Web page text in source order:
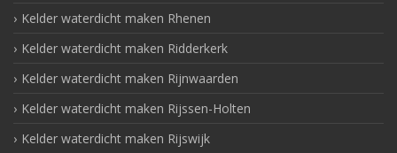
Kelder waterdicht maken Rhenen
Kelder waterdicht maken Ridderkerk
Kelder waterdicht maken Rijnwaarden
Kelder waterdicht maken Rijssen-Holten
Kelder waterdicht maken Rijswijk